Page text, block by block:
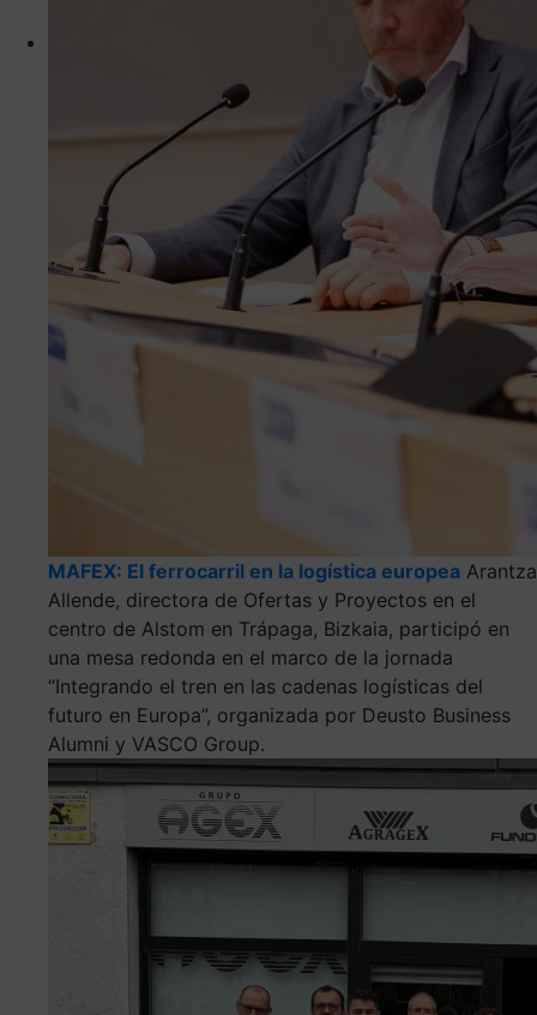
MAFEX: El ferrocarril en la logística europea Arantza
Allende, directora de Ofertas y Proyectos en el
centro de Alstom en Trápaga, Bizkaia, participó en
una mesa redonda en el marco de la jornada
“Integrando el tren en las cadenas logísticas del
futuro en Europa”, organizada por Deusto Business
Alumni y VASCO Group.